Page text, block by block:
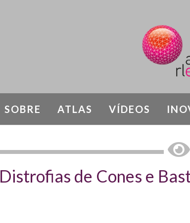
SOBRE ATLAS VÍDEOS
Distrofias de Cones e